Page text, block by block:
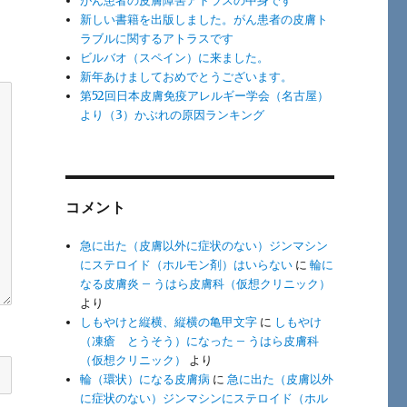
新しい書籍を出版しました。がん患者の皮膚ト
ラブルに関するアトラスです
ビルバオ（スペイン）に来ました。
新年あけましておめでとうございます。
第52回日本皮膚免疫アレルギー学会（名古屋）
より（3）かぶれの原因ランキング
コメント
急に出た（皮膚以外に症状のない）ジンマシン
にステロイド（ホルモン剤）はいらない に輪に
なる皮膚炎 – うはら皮膚科（仮想クリニック）
より
しもやけと縦横、縦横の亀甲文字 に しもやけ
（凍瘡 とうそう）になった – うはら皮膚科
（仮想クリニック）
より
輪（環状）になる皮膚病 に急に出た（皮膚以外
に症状のない）ジンマシンにステロイド（ホル